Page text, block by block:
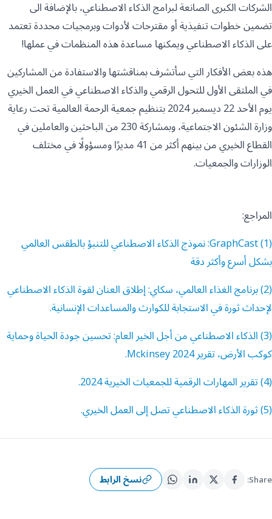
الشركات الكبرى الصانعة لبرامج الذكاء الاصطناعي، بالإضافة الى
تضمين خطوات تنفيذية أو مقترحات لأدوات وبرمجيات محددة تعتمد
على الذكاء الاصطناعي ويمكنها مساعدة هذه المنظمات في عملها!
هذه بعض الأفكار التي سأتشرف بمناقشتها والاستفادة من المشاركين
في الملتقى الأول للتحول الرقمي والذكاء الاصطناعي في العمل الخيري
يوم الأحد 22 ديسمبر 2024 بتنظيم جمعية الرحمة العالمية تحت رعاية
وزارة الشئون الاجتماعية، وبمشاركة 230 من الباحثين والعاملين في
القطاع الخيري من بينهم أكثر من 41 مديرًا ومسؤولًا في مختلف
الوزارات والجمعيات.
المراجع:
(1) GraphCast: نموذج الذكاء الاصطناعي للتنبؤ بالطقس العالمي
بشكل أسرع وأكثر دقة
(2) برنامج الغذاء العالمي، سكاي: إطلاق العنان لقوة الذكاء الاصطناعي
لإحداث ثورة في الاستجابة للكوارث والمساعدات الإنسانية.
(3) الذكاء الاصطناعي من أجل الخير العام: تحسين جودة الحياة وحماية
كوكب الأرض، تقرير Mckinsey 2024.
(4) تقرير المهارات الرقمية للجمعيات الخيرية 2024.
(5) ثورة الذكاء الاصطناعي تصل إلى العمل الخيري.
Share: نسخ الرابط